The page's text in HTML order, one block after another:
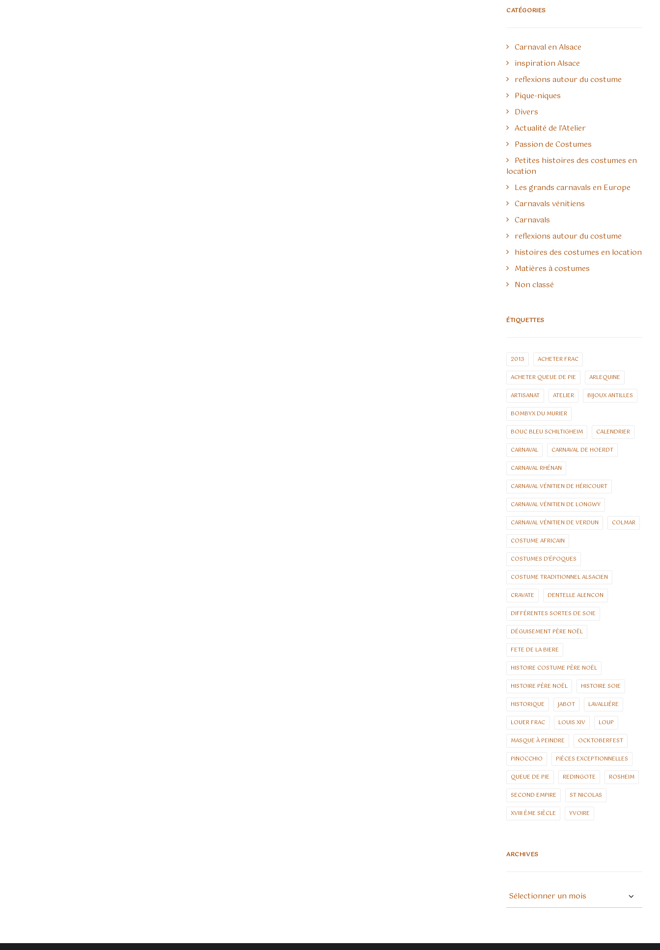
CATÉGORIES
Carnaval en Alsace
inspiration Alsace
reflexions autour du costume
Pique-niques
Divers
Actualité de l'Atelier
Passion de Costumes
Petites histoires des costumes en
location
Les grands carnavals en Europe
Carnavals vénitiens
Carnavals
reflexions autour du costume
histoires des costumes en location
Matières à costumes
Non classé
ÉTIQUETTES
2013 ACHETER FRAC
ACHETER QUEUE DE PIE ARLEQUINE
ARTISANAT ATELIER BIJOUX ANTILLES
BOMBYX DU MURIER
BOUC BLEU SCHILTIGHEIM CALENDRIER
CARNAVAL CARNAVAL DE HOERDT
CARNAVAL RHÉNAN
CARNAVAL VÉNITIEN DE HÉRICOURT
CARNAVAL VÉNITIEN DE LONGWY
CARNAVAL VÉNITIEN DE VERDUN COLMAR
COSTUME AFRICAIN
COSTUMES D'ÉPOQUES
COSTUME TRADITIONNEL ALSACIEN
CRAVATE DENTELLE ALENCON
DIFFÉRENTES SORTES DE SOIE
DÉGUISEMENT PÈRE NOËL
FETE DE LA BIERE
HISTOIRE COSTUME PÈRE NOËL
HISTOIRE PÈRE NOËL HISTOIRE SOIE
HISTORIQUE JABOT LAVALLIÈRE
LOUER FRAC LOUIS XIV LOUP
MASQUE À PEINDRE OCKTOBERFEST
PINOCCHIO PIÈCES EXCEPTIONNELLES
QUEUE DE PIE REDINGOTE ROSHEIM
SECOND EMPIRE ST NICOLAS
XVIII ÈME SIÈCLE YVOIRE
ARCHIVES
ARCHIVES